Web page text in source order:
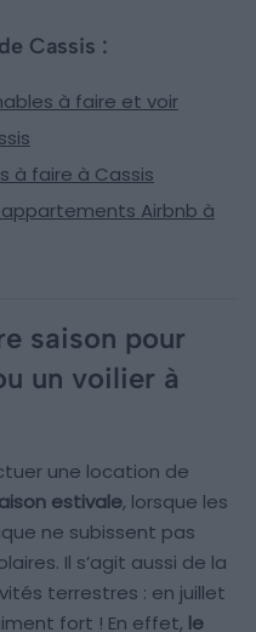
Cassis :
à faire et voir
à faire à Cassis
appartements Airbnb à
saison pour
un voilier à
une location de
estivale, lorsque les
ne subissent pas
Il s’agit aussi de la
terrestres : en juillet
fort ! En effet, le